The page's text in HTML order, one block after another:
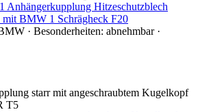
Anhängerkupplung Hitzeschutzblech
BMW 1 Schrägheck F20
· Besonderheiten: abnehmbar ·